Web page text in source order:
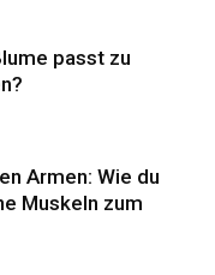
passt zu
Armen: Wie du
Muskeln zum